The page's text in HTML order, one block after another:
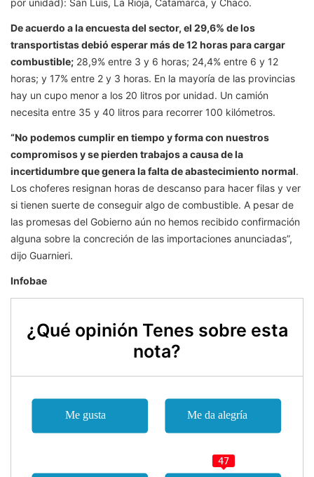
por unidad): San Luis, La Rioja, Catamarca, y Chaco.
De acuerdo a la encuesta del sector, el 29,6% de los
transportistas debió esperar más de 12 horas para cargar
combustible; 28,9% entre 3 y 6 horas; 24,4% entre 6 y 12
horas; y 17% entre 2 y 3 horas. En la mayoría de las provincias
hay un cupo menor a los 20 litros por unidad. Un camión
necesita entre 35 y 40 litros para recorrer 100 kilómetros.
“No podemos cumplir en tiempo y forma con nuestros
compromisos y se pierden trabajos a causa de la
incertidumbre que genera la falta de abastecimiento normal.
Los choferes resignan horas de descanso para hacer filas y ver
si tienen suerte de conseguir algo de combustible. A pesar de
las promesas del Gobierno aún no hemos recibido confirmación
alguna sobre la concreción de las importaciones anunciadas”,
dijo Guarnieri.
Infobae
¿Qué opinión Tenes sobre esta
nota?
47